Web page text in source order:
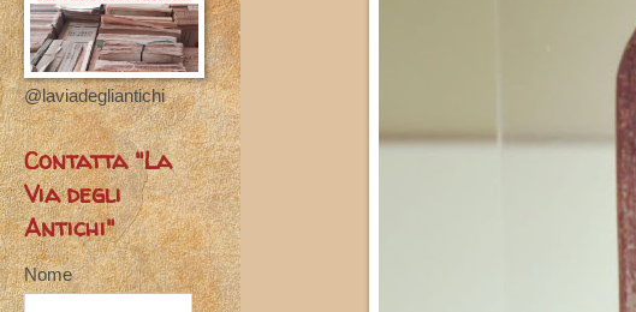
@laviadegliantichi
Contatta "La
Via degli
Antichi"
Nome